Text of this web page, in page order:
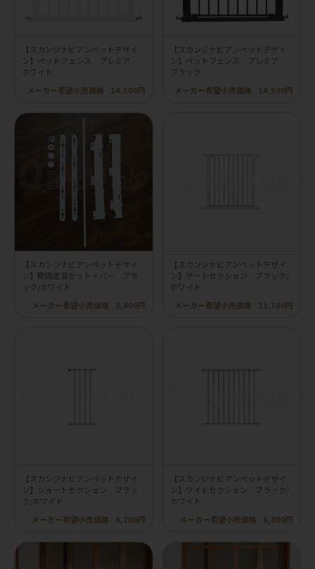
【スカンジナビアンペットデザイ
ン】ペットフェンス プレミア
ホワイト
メーカー希望小売価格
14,500円
【スカンジナビアンペットデザイ
ン】ペットフェンス プレミア
ブラック
メーカー希望小売価格
14,500円
【スカンジナビアンペットデザイ
ン】壁固定具セット＋バー ブラ
ック/ホワイト
メーカー希望小売価格
3,400円
【スカンジナビアンペットデザイ
ン】ゲートセクション ブラック/
ホワイト
メーカー希望小売価格
11,700円
【スカンジナビアンペットデザイ
ン】ショートセクション ブラッ
ク/ホワイト
メーカー希望小売価格
6,200円
【スカンジナビアンペットデザイ
ン】ワイドセクション ブラック/
ホワイト
メーカー希望小売価格
6,800円